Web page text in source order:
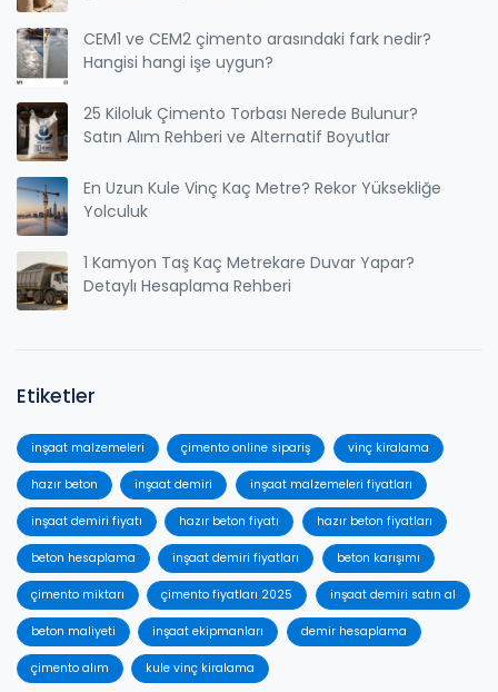
CEM1 ve CEM2 çimento arasındaki fark nedir?
Hangisi hangi işe uygun?
25 Kiloluk Çimento Torbası Nerede Bulunur?
Satın Alım Rehberi ve Alternatif Boyutlar
En Uzun Kule Vinç Kaç Metre? Rekor Yüksekliğe
Yolculuk
1 Kamyon Taş Kaç Metrekare Duvar Yapar?
Detaylı Hesaplama Rehberi
Etiketler
inşaat malzemeleri çimento online sipariş vinç kiralama
hazır beton inşaat demiri inşaat malzemeleri fiyatları
inşaat demiri fiyatı hazır beton fiyatı hazır beton fiyatları
beton hesaplama inşaat demiri fiyatları beton karışımı
çimento miktarı çimento fiyatları 2025 inşaat demiri satın al
beton maliyeti inşaat ekipmanları demir hesaplama
çimento alım kule vinç kiralama